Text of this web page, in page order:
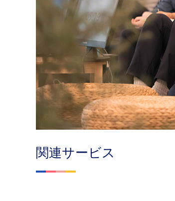
関連サービス